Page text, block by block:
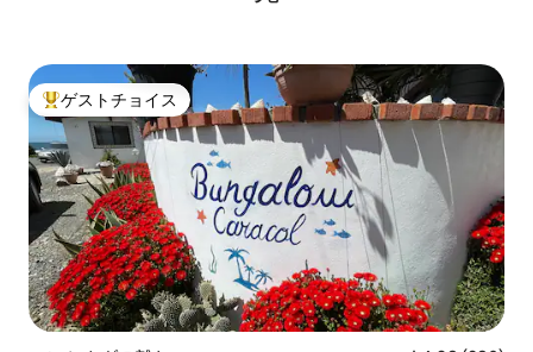
大好評のゲストチョイスです。
ゲストチョイス